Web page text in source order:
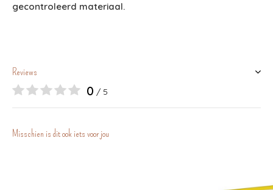
gecontroleerd materiaal.
Reviews
0 / 5
Misschien is dit ook iets voor jou